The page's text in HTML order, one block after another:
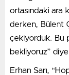
ortasındaki ara
derken, Bülent
çekiyorduk. Bu
bekliyoruz”
Erhan Sarı,